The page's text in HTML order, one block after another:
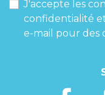
J'accepte les
confidentialité
e-mail pour des